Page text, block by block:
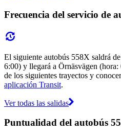
Frecuencia del servicio de
El siguiente autobús 558X saldrá
6:00) y llegará a Örnäsvägen
de los siguientes trayectos y
aplicación Transit.
Ver todas las salidas
Puntualidad del autobús